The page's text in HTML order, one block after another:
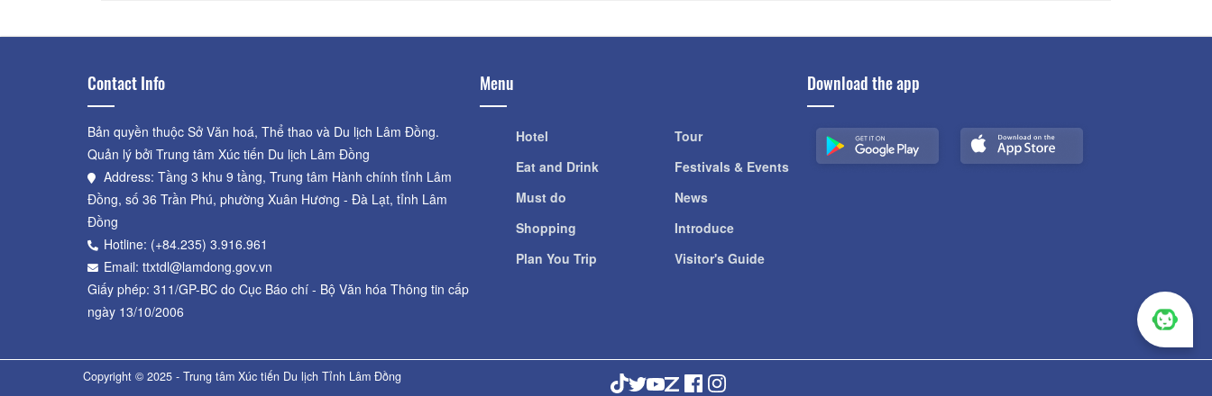
Contact Info
Bản quyền thuộc Sở Văn hoá, Thể thao và Du lịch Lâm Đồng.
Quản lý bởi Trung tâm Xúc tiến Du lịch Lâm Đồng
Address: Tầng 3 khu 9 tầng, Trung tâm Hành chính tỉnh Lâm
Đồng, số 36 Trần Phú, phường Xuân Hương - Đà Lạt, tỉnh Lâm
Đồng
Hotline: (+84.235) 3.916.961
Email: ttxtdl@lamdong.gov.vn
Giấy phép: 311/GP-BC do Cục Báo chí - Bộ Văn hóa Thông tin cấp
ngày 13/10/2006
Menu
Hotel
Eat and Drink
Must do
Shopping
Plan You Trip
Tour
Festivals & Events
News
Introduce
Visitor's Guide
Download the app
Copyright © 2025 - Trung tâm Xúc tiến Du lịch Tỉnh Lâm Đồng